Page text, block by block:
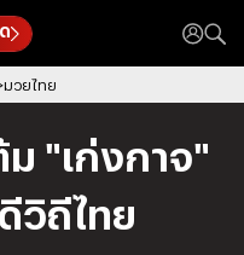
มวยไทย
"เก่งกาจ"
วิถีไทย